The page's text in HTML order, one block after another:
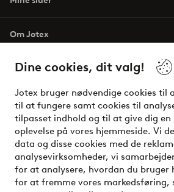
Dine cookies, dit valg!
Jotex bruger nødvendige cookies til
til at fungere samt cookies til
tilpasset indhold og til at give dig en
oplevelse på vores hjemmeside. Vi
data og disse cookies med de
analysevirksomheder, vi
for at analysere, hvordan du bruger
for at fremme vores markedsføring,
Om Jotex
Vilkår
Venner
Sikre betalinger - betal nu
Vil du vide mere om vores